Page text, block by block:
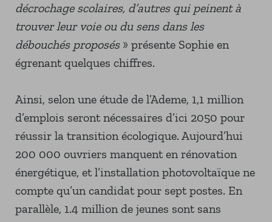
décrochage scolaires, d’autres qui peinent à
trouver leur voie ou du sens dans les
débouchés proposés» présente Sophie en
égrenant quelques chiffres.
Ainsi, selon une étude de l’Ademe, 1,1 million
d’emplois seront nécessaires d’ici 2050 pour
réussir la transition écologique. Aujourd’hui
200 000 ouvriers manquent en rénovation
énergétique, et l’installation photovoltaïque ne
compte qu’un candidat pour sept postes. En
parallèle, 1.4 million de jeunes sont sans